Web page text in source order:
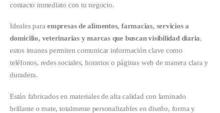
contacto inmediato con tu negocio.
Ideales paraempresas de alimentos, farmacias, servicios a
domicilio, veterinarias y marcas que buscan visibilidad diaria,
estos imanes permiten comunicar información clave como
teléfonos, redes sociales, horarios o páginas web de manera clara y
duradera.
Están fabricados en materiales de alta calidad con laminado
brillante o mate, totalmente personalizables en diseño, forma y